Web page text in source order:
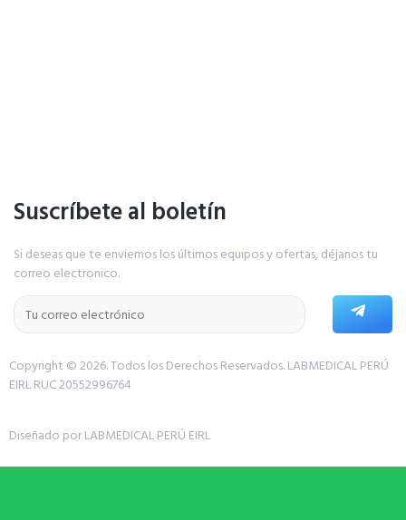
Suscríbete al boletín
Si deseas que te enviemos los últimos equipos y ofertas, déjanos tu
correo electronico.
Copyright © 2026. Todos los Derechos Reservados.LABMEDICAL PERÚ
EIRL RUC 20552996764
Diseñado por LABMEDICAL PERÚ EIRL